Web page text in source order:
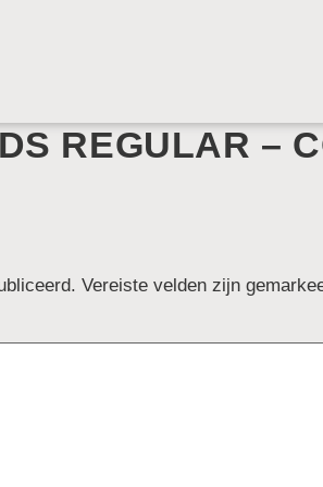
REGULAR –
Vereiste velden zijn